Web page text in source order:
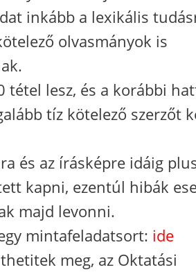
inkább a lexikális
olvasmányok is
tétel lesz, és a korábbi
tíz kötelező szerzőt
és az írásképre idáig
kapni, ezentúl hibák
majd levonni.
mintafeladatsort: ide
meg, az Oktatási